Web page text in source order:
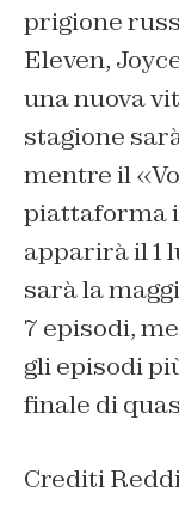
prigione
Eleven,
una nuova
stagione
mentre il
piattaforma
apparirà il 1
sarà la
7 episodi,
gli episodi
finale di
Crediti